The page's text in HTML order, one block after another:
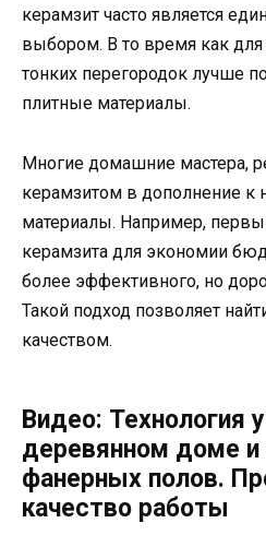
керамзит часто является
выбором. В то время как для
тонких перегородок лучше
плитные материалы.
Многие домашние мастера,
керамзитом в дополнение к
материалы. Например,
керамзита для экономии
более эффективного, но
Такой подход позволяет
качеством.
Видео: Технология
деревянном доме и
фанерных полов.
качество работы